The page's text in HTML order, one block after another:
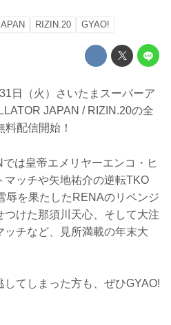
RIZIN.20 GYAO!
日（火）さいたまスーパーア
JAPAN / RIZIN.20の全
配信開始！
は皇帝エメリヤーエンコ・ヒ
マッチや矢地祐介の逆転TKO
辱を果たしたRENAのリベンジ
けた那須川天心、そして大注
ッチなど、見所満載の年末大
てしまった方も、ぜひGYAO!